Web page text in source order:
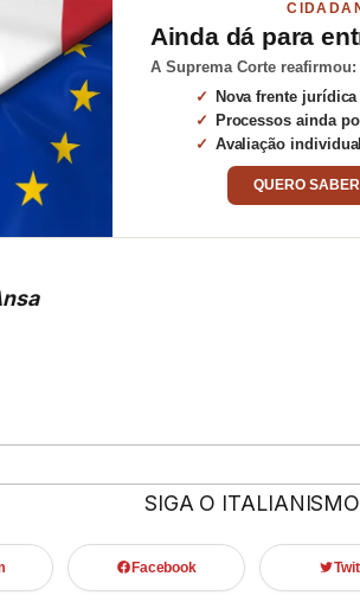
Ainda dá para
A Suprema Corte
Nova frente jurídica
Processos ainda
Avaliação
QUERO
SIGA O ITALIANISMO
Facebook